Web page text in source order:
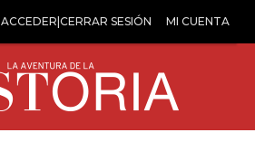
ACCEDER|CERRAR SESIÓN MI CUENTA